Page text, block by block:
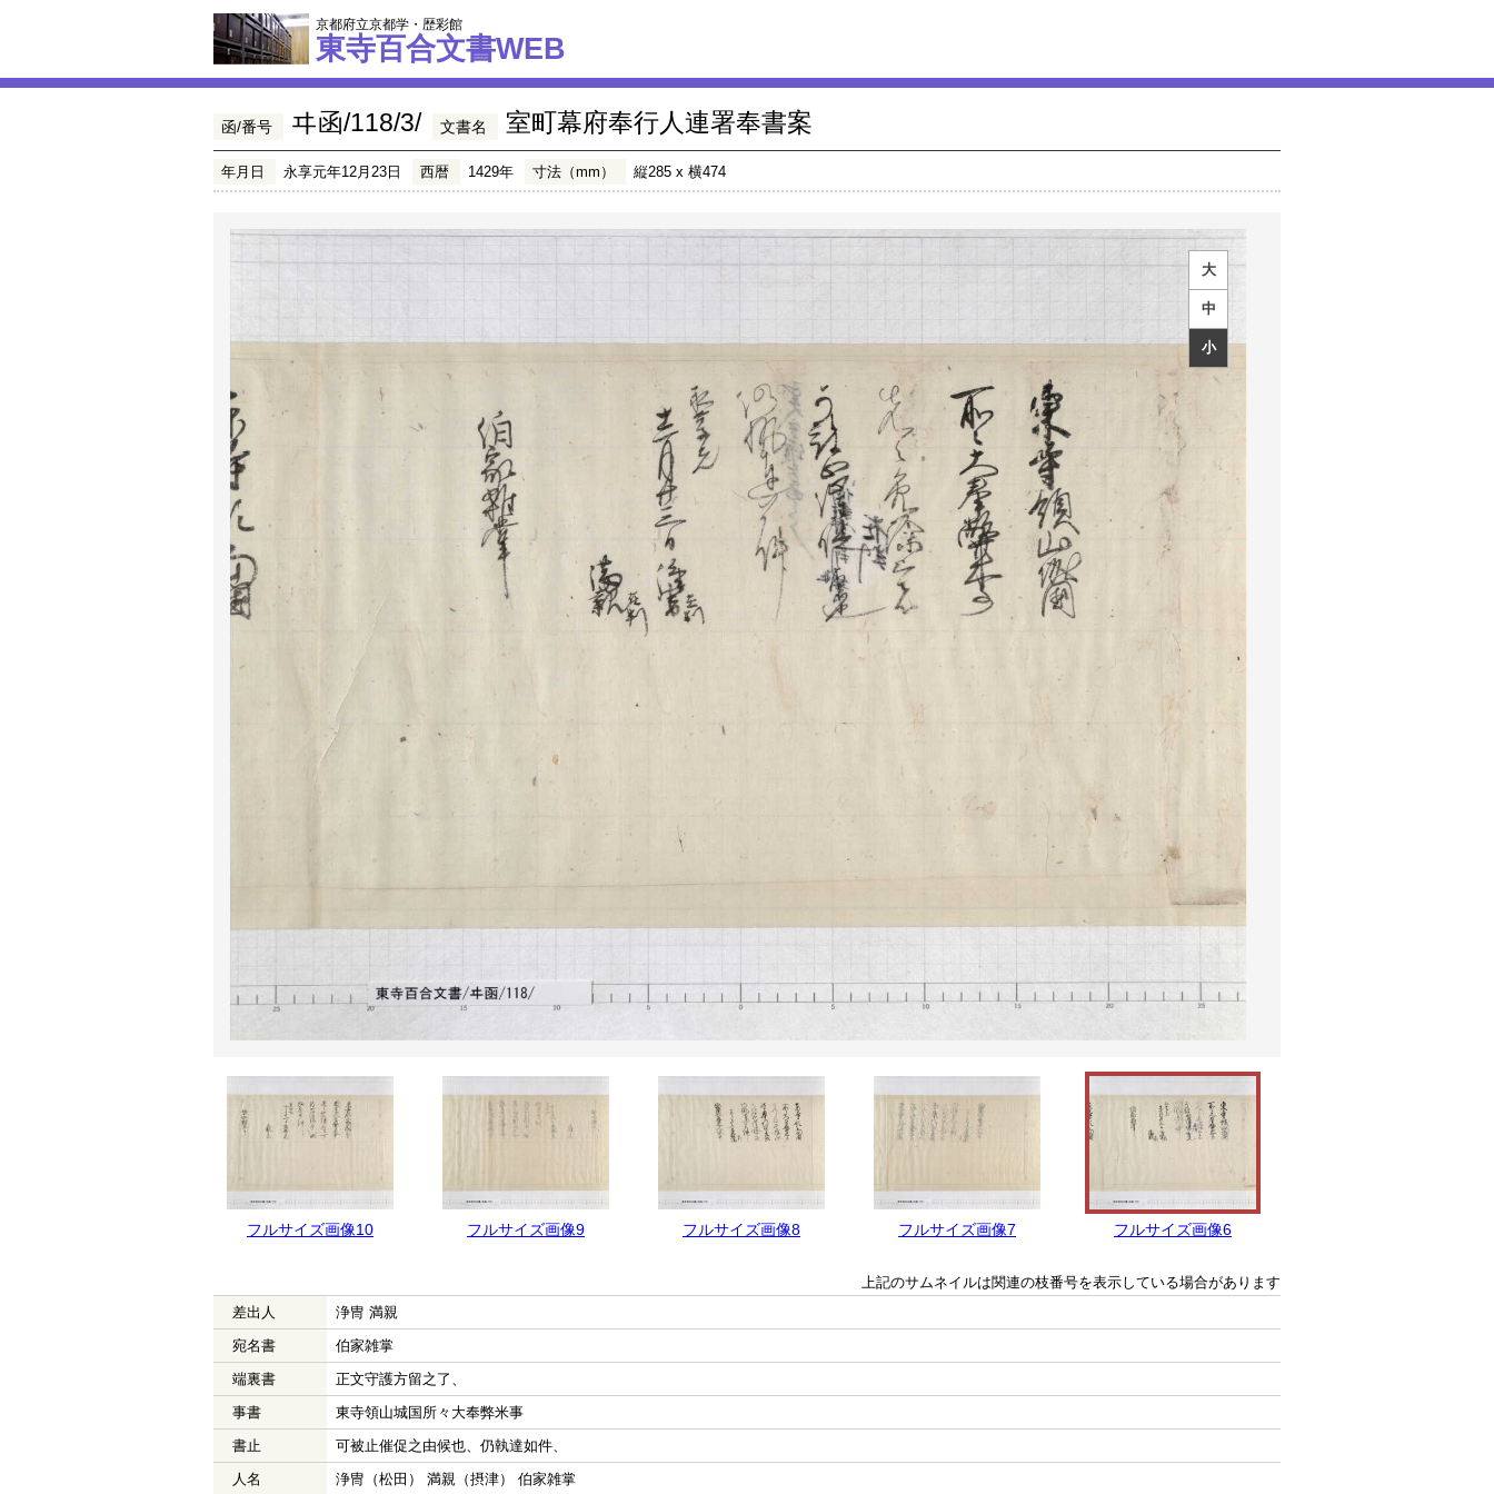
京都府立京都学・歴彩館
東寺百合文書WEB
函/番号 ヰ函/118/3/ 文書名 室町幕府奉行人連署奉書案
年月日 永享元年12月23日 西暦 1429年 寸法（mm） 縦285 x 横474
大
中
小
フルサイズ画像10 フルサイズ画像9 フルサイズ画像8 フルサイズ画像7 フルサイズ画像6
上記のサムネイルは関連の枝番号を表示している場合があります
差出人
浄冑 満親
宛名書
伯家雑掌
端裏書
正文守護方留之了、
事書
東寺領山城国所々大奉弊米事
書止
可被止催促之由候也、仍執達如件、
人名
浄冑（松田） 満親（摂津） 伯家雑掌